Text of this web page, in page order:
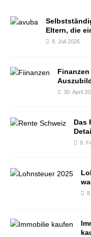
Eltern, die
8. Juli 2026
30. April
Das
9.